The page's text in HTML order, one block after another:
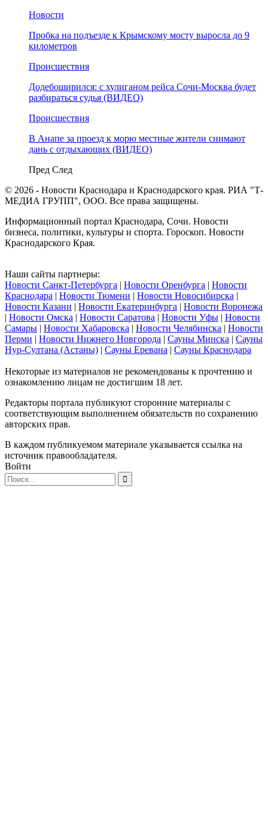
Новости
Пробка на подъезде к Крымскому мосту выросла до 9
километров
Происшествия
Додебоширился: с хулиганом рейса Сочи-Москва будет
разбираться судья (ВИДЕО)
Происшествия
В Анапе за проезд к морю местные жители снимают
дань с отдыхающих (ВИДЕО)
Пред След
© 2026 - Новости Краснодара и Краснодарского края. РИА "Т-
МЕДИА ГРУПП", ООО. Все права защищены.
Информационный портал Краснодара, Сочи. Новости
бизнеса, политики, культуры и спорта. Гороскоп. Новости
Краснодарского Края.
Наши сайты партнеры:
Новости Санкт-Петербурга | Новости Оренбурга | Новости
Краснодара | Новости Тюмени | Новости Новосибирска |
Новости Казани | Новости Екатеринбурга | Новости Воронежа
| Новости Омска | Новости Саратова | Новости Уфы | Новости
Самары | Новости Хабаровска | Новости Челябинска | Новости
Перми | Новости Нижнего Новгорода | Сауны Минска | Сауны
Нур-Султана (Астаны) | Сауны Еревана | Сауны Краснодара
Некоторые из материалов не рекомендованы к прочтению и
ознакомлению лицам не достигшим 18 лет.
Редакторы портала публикуют сторонние материалы с
соответствующим выполнением обязательств по сохранению
авторских прав.
В каждом публикуемом материале указывается ссылка на
источник правообладателя.
Войти